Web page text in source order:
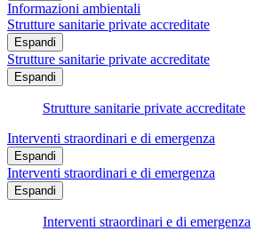
Informazioni ambientali
Strutture sanitarie private accreditate
Espandi
Strutture sanitarie private accreditate
Espandi
Strutture sanitarie private accreditate
Interventi straordinari e di emergenza
Espandi
Interventi straordinari e di emergenza
Espandi
Interventi straordinari e di emergenza